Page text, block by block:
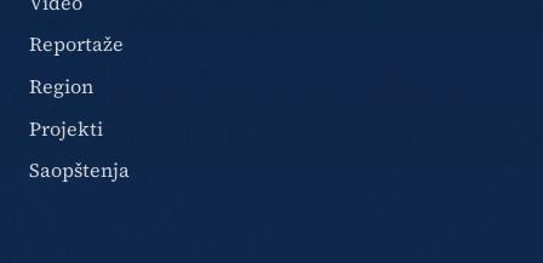
Reportaže
Region
Projekti
Saopštenja